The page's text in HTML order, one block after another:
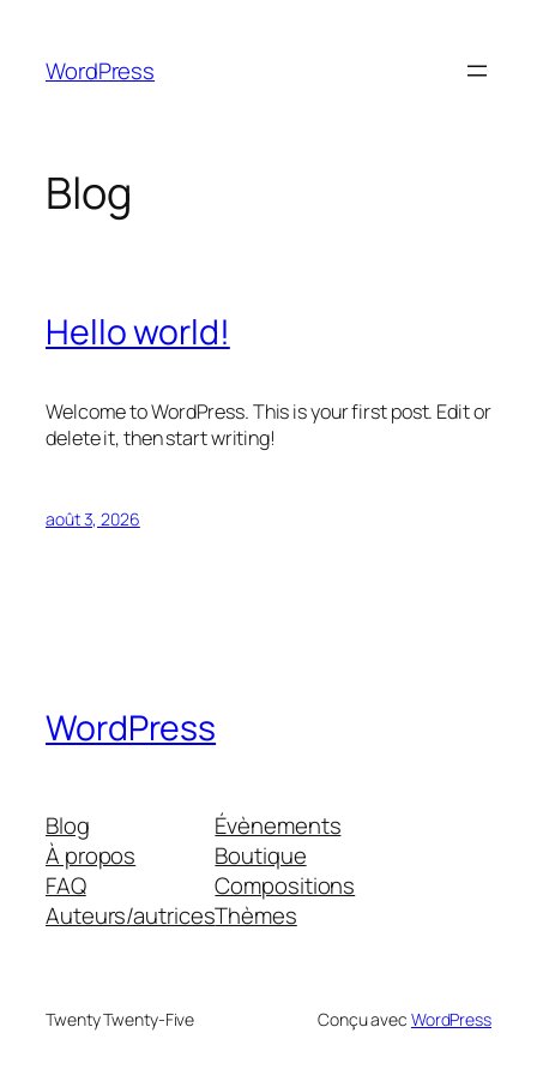
contenu
WordPress
Blog
Hello world!
Welcome to WordPress. This is your first post. Edit or
delete it, then start writing!
août 3, 2026
WordPress
Blog
À propos
FAQ
Auteurs/autrices
Évènements
Boutique
Compositions
Thèmes
Twenty Twenty-Five Conçu avec WordPress